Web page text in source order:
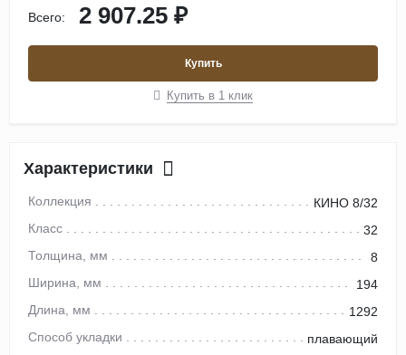
Всего: 2 907.25 ₽
Купить
Купить в 1 клик
Характеристики
Коллекция
КИНО 8/32
Класс
32
Толщина, мм
8
Ширина, мм
194
Длина, мм
1292
Способ укладки
плавающий